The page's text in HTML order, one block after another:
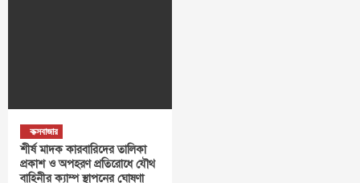
কক্সবাজার
শীর্ষ মাদক কারবারিদের তালিকা
প্রকাশ ও অপহরণ প্রতিরোধে যৌথ
বাহিনীর ক্যাম্প স্থাপনের ঘোষণা